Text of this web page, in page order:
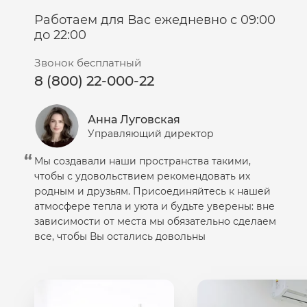
гипоаллергенны, не содержат минеральных масел,
красителей и парабенов.
Работаем для Вас ежедневно с 09:00
до 22:00
Звонок бесплатный
8 (800) 22-000-22
Анна Луговская
Управляющий директор
Мы создавали наши пространства такими,
чтобы с удовольствием рекомендовать их
родным и друзьям. Присоединяйтесь к нашей
атмосфере тепла и уюта и будьте уверены: вне
зависимости от места мы обязательно сделаем
все, чтобы Вы остались довольны